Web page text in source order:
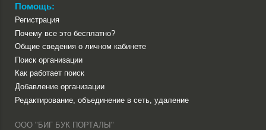
Помощь:
Регистрация
Почему все это бесплатно?
Общие сведения о личном кабинете
Поиск организации
Как работает поиск
Добавление организации
Редактирование, объединение в сеть, удаление
ООО "БИГ БУК ПОРТАЛЫ"